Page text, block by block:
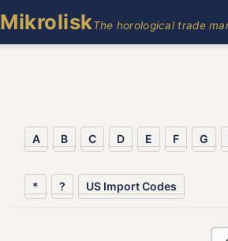
MikroliskThe horological trade
A B C D E F G
* ? US Import Codes